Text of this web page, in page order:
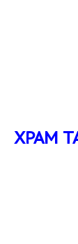
ХРАМ